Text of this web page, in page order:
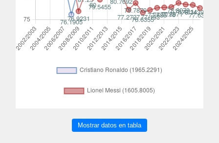
Mostrar datos en tabla